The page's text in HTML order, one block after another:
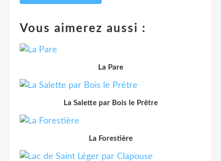
Vous aimerez aussi :
La Pare
La Salette par Bois le Prêtre
La Forestière